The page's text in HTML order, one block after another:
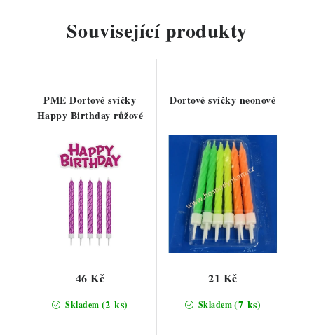
Související produkty
PME Dortové svíčky
Happy Birthday růžové
Skladem (2 ks)
46 Kč
Dortové svíčky neonové
Skladem(7 ks)
21 Kč